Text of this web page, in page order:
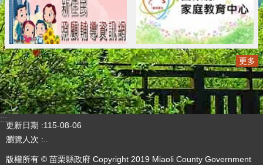
更多
:::
更新日期
115-08-06
瀏覽人次
..
版權所有 © 苗栗縣政府 Copyright 2019 Miaoli County Government